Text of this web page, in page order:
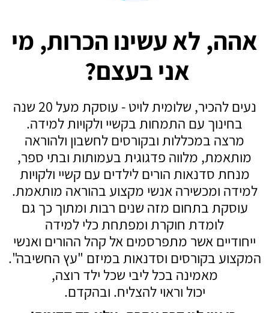
אהה, לא עשינו הכרות, מי
אני בעצם?
נעים להכיר, שלומית לויט - עוסקת מעל 20 שנה
בחינוך עם התמחות בקשיי ולקויות למידה.
מרצה במכללות ובקורסים לחשבון ולהוראה
מותאמת, מלווה פדגוגית בעמותות ובתי ספר,
מנחת סדנאות הורים לילדים עם קשיי ולקויות
למידה ומכשירה אנשי מקצוע בהוראה מותאמת.
עוסקת בתחום מזה שנים רבות ומתוך כך גם
לומדת חוקרת ומפתחת כלי למידה
ייחודיים אשר מתפרסמים אל קהל ההורים ואנשי
המקצוע בקורסים וסדנאות במיזם "עץ החשיבה".
מאמינה בכל ליבי שכל ילד רוצה,
יכול וראוי להצליח. ובהקדם.